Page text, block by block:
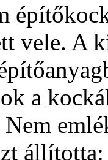
vele. A
a